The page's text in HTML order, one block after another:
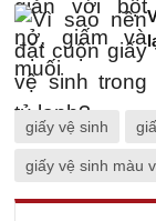
giấy vệ sinh
giấy vệ sinh màu